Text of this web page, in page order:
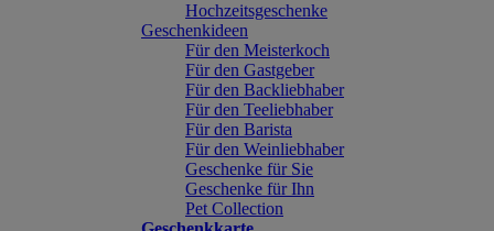
Hochzeitsgeschenke
Geschenkideen
Für den Meisterkoch
Für den Gastgeber
Für den Backliebhaber
Für den Teeliebhaber
Für den Barista
Für den Weinliebhaber
Geschenke für Sie
Geschenke für Ihn
Pet Collection